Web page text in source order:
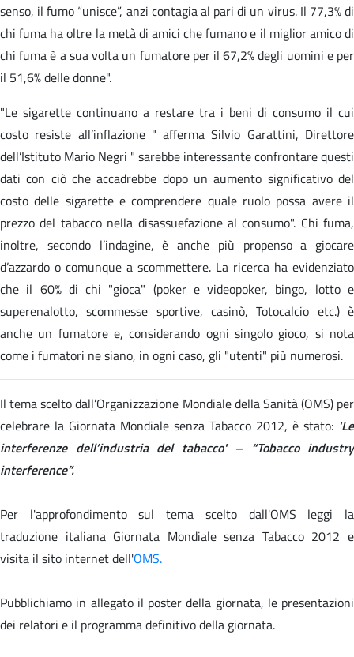
senso, il fumo “unisce”, anzi contagia al pari di un virus. Il 77,3% di
chi fuma ha oltre la metà di amici che fumano e il miglior amico di
chi fuma è a sua volta un fumatore per il 67,2% degli uomini e per
il 51,6% delle donne".
"Le sigarette continuano a restare tra i beni di consumo il cui
costo resiste all’inflazione " afferma Silvio Garattini, Direttore
dell’Istituto Mario Negri " sarebbe interessante confrontare questi
dati con ciò che accadrebbe dopo un aumento significativo del
costo delle sigarette e comprendere quale ruolo possa avere il
prezzo del tabacco nella disassuefazione al consumo". Chi fuma,
inoltre, secondo l’indagine, è anche più propenso a giocare
d’azzardo o comunque a scommettere. La ricerca ha evidenziato
che il 60% di chi "gioca" (poker e videopoker, bingo, lotto e
superenalotto, scommesse sportive, casinò, Totocalcio etc.) è
anche un fumatore e, considerando ogni singolo gioco, si nota
come i fumatori ne siano, in ogni caso, gli "utenti" più numerosi.
Il tema scelto dall’Organizzazione Mondiale della Sanità (OMS) per
celebrare la Giornata Mondiale senza Tabacco 2012, è stato: 'Le
interferenze dell’industria del tabacco' – “Tobacco industry
interference”.
Per l'approfondimento sul tema scelto dall'OMS leggi la
traduzione italiana Giornata Mondiale senza Tabacco 2012 e
visita il sito internetdell'OMS.
Pubblichiamo in allegato il poster della giornata, le presentazioni
dei relatori e il programma definitivo della giornata.